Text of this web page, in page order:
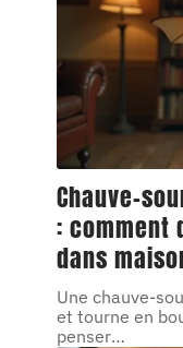
Chauve-
: comment
dans
Une chauve-
et tourne en
penser…